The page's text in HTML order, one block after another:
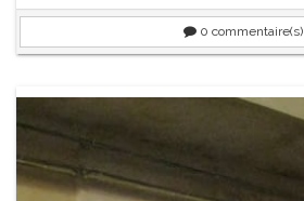
0 commentaire(s)